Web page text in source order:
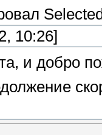
10:26]
и добро